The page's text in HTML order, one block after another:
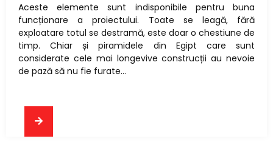
Aceste elemente sunt indisponibile pentru buna
funcționare a proiectului. Toate se leagă, fără
exploatare totul se destramă, este doar o chestiune de
timp. Chiar și piramidele din Egipt care sunt
considerate cele mai longevive construcții au nevoie
de pază să nu fie furate…